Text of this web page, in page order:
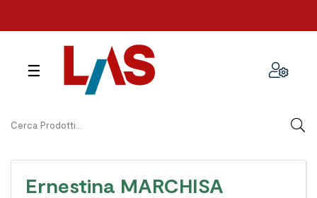
navigazione
☰
Ernestina MARCHISA